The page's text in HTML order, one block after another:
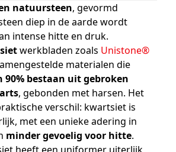
natuursteen, gevormd
diep in de aarde wordt
intense hitte en druk.
werkbladen zoals Unistone®
materialen die
90% bestaan uit gebroken
, gebonden met harsen. Het
verschil: kwartsiet is
met een unieke adering in
minder gevoelig voor hitte.